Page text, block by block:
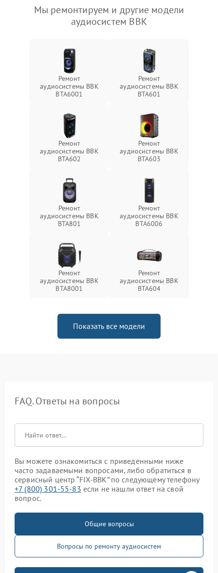
Мы ремонтируем и другие модели
аудиосистем BBK
Ремонт
аудиосистемы BBK
BTA6001
Ремонт
аудиосистемы BBK
BTA601
Ремонт
аудиосистемы BBK
BTA602
Ремонт
аудиосистемы BBK
BTA603
Ремонт
аудиосистемы BBK
BTA801
Ремонт
аудиосистемы BBK
BTA6006
Ремонт
аудиосистемы BBK
BTA8001
Ремонт
аудиосистемы BBK
BTA604
Показать все модели
FAQ. Ответы на вопросы
Вы можете ознакомиться с приведенными ниже
часто задаваемыми вопросами, либо обратиться в
сервисный центр “FIX-BBK” по следующему телефону
+7 (800) 301-55-83 если не нашли ответ на свой
вопрос.
Общие вопросы
Вопросы по ремонту аудиосистем